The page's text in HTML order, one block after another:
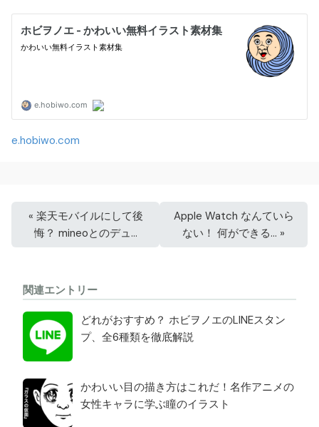
e.hobiwo.com
« 楽天モバイルにして後
悔？ mineoとのデュ…
Apple Watch なんていら
ない！ 何ができる… »
関連エントリー
どれがおすすめ？ ホビヲノエのLINEスタン
プ、全6種類を徹底解説
かわいい目の描き方はこれだ！名作アニメの
女性キャラに学ぶ瞳のイラスト